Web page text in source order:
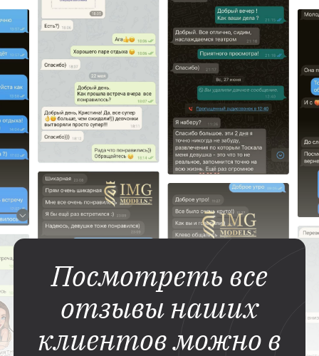
Посмотреть все
отзывы наших
клиентов можно в